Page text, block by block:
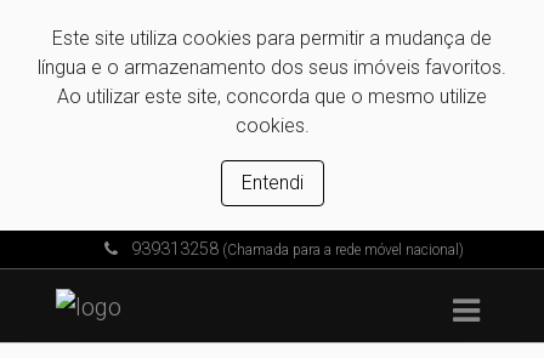
Este site utiliza cookies para permitir a mudança de
língua e o armazenamento dos seus imóveis favoritos.
Ao utilizar este site, concorda que o mesmo utilize
cookies.
Entendi
939313258 (Chamada para a rede móvel nacional)